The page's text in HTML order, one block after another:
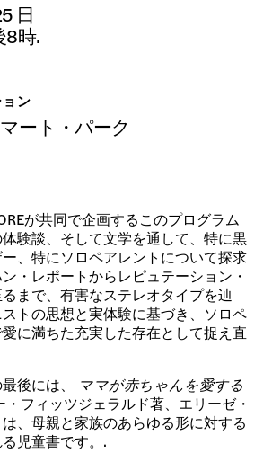
日
8時.
ン
ート・パーク
が共同で企画するこのプログラム
験談、そして文学を通して、特に黒
、特にソロペアレントについて探求
・レポートからレピュテーション・
まで、有害なステレオタイプを辿
トの思想と実体験に基づき、ソロペ
に満ちた充実した存在として捉え直
後には、
ママが赤ちゃんを愛する
フィッツジェラルド著、エリーゼ・
、母親と家族のあらゆる形に対する
児童書です。.